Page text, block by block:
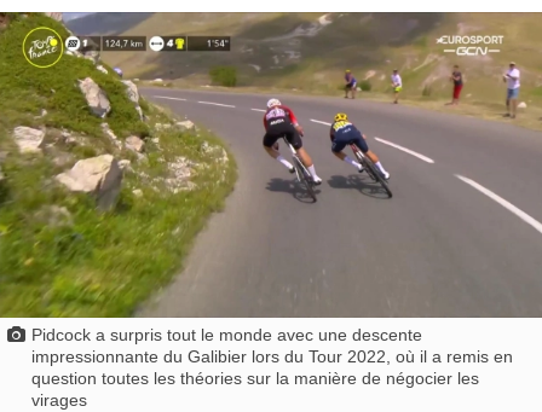
Pidcock a surpris tout le monde avec une descente
impressionnante du Galibier lors du Tour 2022, où il a remis en
question toutes les théories sur la manière de négocier les
virages